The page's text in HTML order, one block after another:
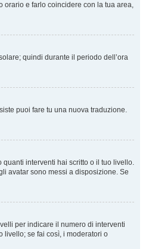
orario e farlo coincidere con la tua area,
quindi durante il periodo dell’ora
puoi fare tu una nuova traduzione.
interventi hai scritto o il tuo livello.
avatar sono messi a disposizione. Se
per indicare il numero di interventi
livello; se fai così, i moderatori o